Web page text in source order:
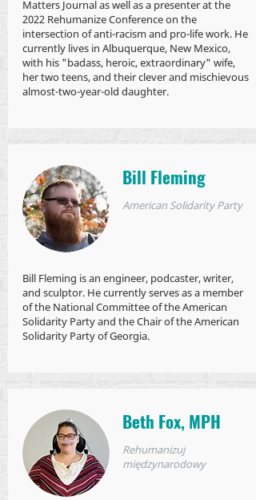
Matters Journal as well as a presenter at the
2022 Rehumanize Conference on the
intersection of anti-racism and pro-life work. He
currently lives in Albuquerque, New Mexico,
with his "badass, heroic, extraordinary" wife,
her two teens, and their clever and mischievous
almost-two-year-old daughter.
Bill Fleming
American Solidarity Party
Bill Fleming is an engineer, podcaster, writer,
and sculptor. He currently serves as a member
of the National Committee of the American
Solidarity Party and the Chair of the American
Solidarity Party of Georgia.
Beth Fox, MPH
Rehumanizuj
międzynarodowy